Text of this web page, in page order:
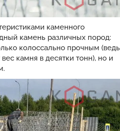
каменного
камень различных пород:
колоссально прочным (ведь
камня в десятки тонн), но и